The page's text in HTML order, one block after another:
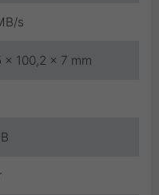
s
x 100,2 x 7 mm